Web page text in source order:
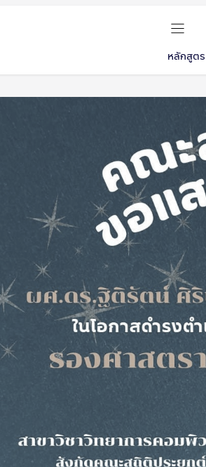
หลักสูตร